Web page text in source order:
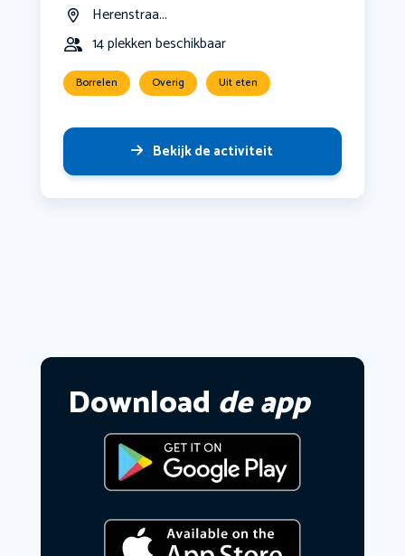
Herenstraa...
14 plekken beschikbaar
Borrelen Overig Uit eten
Bekijk de activiteit
Download de app